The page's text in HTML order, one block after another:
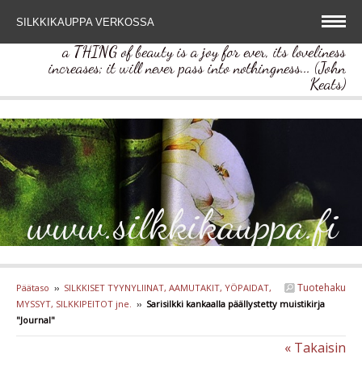
SILKKIKAUPPA VERKOSSA
a THING of beauty is a joy for ever, its loveliness
increases; it will never pass into nothingness... (John
Keats)
www.silkkikauppa.fi
Tuotehaku
Päätaso ›› SILKKISET TYYNYLIINAT, AAMUTAKIT, YÖPAIDAT,
MYSSYT, SILKKIPEITOT jne. ›› Sarisilkki kankaalla päällystetty muistikirja
"Journal"
« Takaisin